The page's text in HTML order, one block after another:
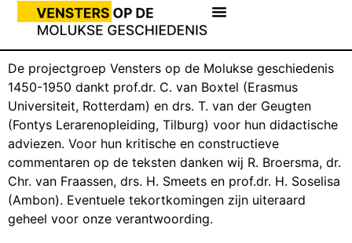
De projectgroep Vensters op de Molukse geschiedenis
1450-1950 dankt prof.dr. C. van Boxtel (Erasmus
Universiteit, Rotterdam) en drs. T. van der Geugten
(Fontys Lerarenopleiding, Tilburg) voor hun didactische
adviezen. Voor hun kritische en constructieve
commentaren op de teksten danken wij R. Broersma, dr.
Chr. van Fraassen, drs. H. Smeets en prof.dr. H. Soselisa
(Ambon). Eventuele tekortkomingen zijn uiteraard
geheel voor onze verantwoording.